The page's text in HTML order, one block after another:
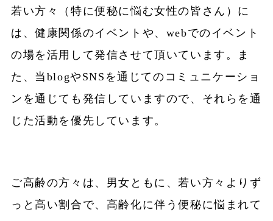
若い方々（特に便秘に悩む女性の皆さん）に
は、健康関係のイベントや、webでのイベント
の場を活用して発信させて頂いています。ま
た、当blogやSNSを通じてのコミュニケーショ
ンを通じても発信していますので、それらを通
じた活動を優先しています。
ご高齢の方々は、男女ともに、若い方々よりず
っと高い割合で、高齢化に伴う便秘に悩まれて